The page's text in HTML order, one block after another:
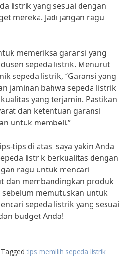
listrik yang sesuai dengan
mereka. Jadi jangan ragu
memeriksa garansi yang
sepeda listrik. Menurut
sepeda listrik, “Garansi yang
jaminan bahwa sepeda listrik
yang terjamin. Pastikan
dan ketentuan garansi
untuk membeli.”
tips di atas, saya yakin Anda
listrik berkualitas dengan
ragu untuk mencari
dan membandingkan produk
sebelum memutuskan untuk
sepeda listrik yang sesuai
budget Anda!
Tagged tips memilih sepeda listrik